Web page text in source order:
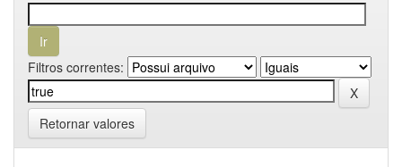
Filtros correntes:
Retornar valores